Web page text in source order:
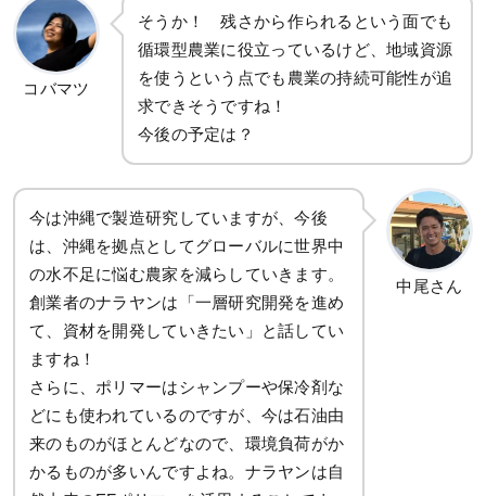
コバマツ
そうか！ 残さから作られるという面でも
循環型農業に役立っているけど、地域資源
を使うという点でも農業の持続可能性が追
求できそうですね！
今後の予定は？
今は沖縄で製造研究していますが、今後
は、沖縄を拠点としてグローバルに世界中
の水不足に悩む農家を減らしていきます。
創業者のナラヤンは「一層研究開発を進め
て、資材を開発していきたい」と話してい
ますね！
さらに、ポリマーはシャンプーや保冷剤な
どにも使われているのですが、今は石油由
来のものがほとんどなので、環境負荷がか
かるものが多いんですよね。ナラヤンは自
中尾さん